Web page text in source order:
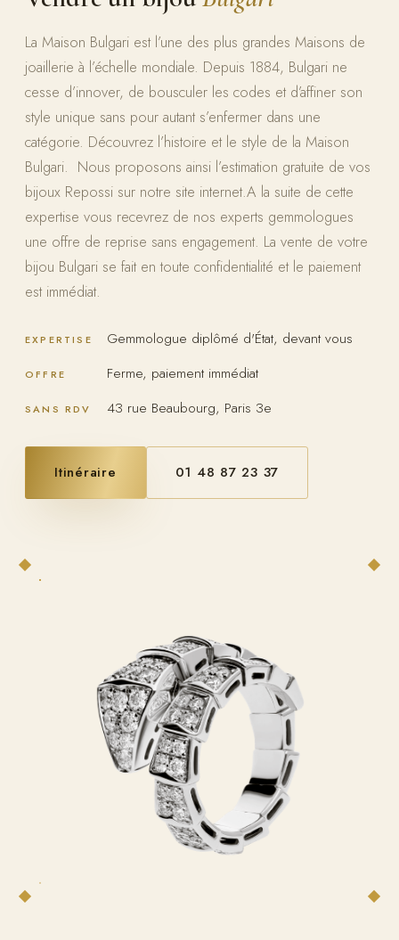
La Maison Bulgari est l’une des plus grandes Maisons de
joaillerie à l’échelle mondiale. Depuis 1884, Bulgari ne
cesse d’innover, de bousculer les codes et d’affiner son
style unique sans pour autant s’enfermer dans une
catégorie. Découvrez l’histoire et le style de la Maison
Bulgari. Nous proposons ainsi l’estimation gratuite de vos
bijoux Repossi sur notre site internet.A la suite de cette
expertise vous recevrez de nos experts gemmologues
une offre de reprise sans engagement. La vente de votre
bijou Bulgari se fait en toute confidentialité et le paiement
est immédiat.
EXPERTISE Gemmologue diplômé d'État, devant vous
OFFRE Ferme, paiement immédiat
SANS RDV 43 rue Beaubourg, Paris 3e
Itinéraire 01 48 87 23 37